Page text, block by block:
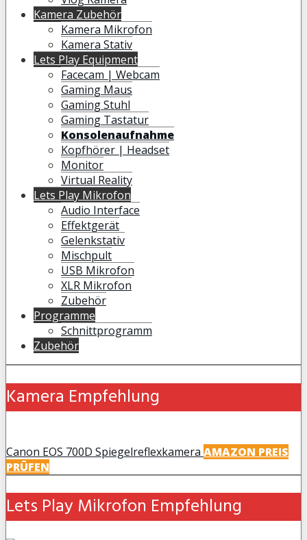
Kamera Zubehör
Kamera Mikrofon
Kamera Stativ
Lets Play Equipment
Facecam | Webcam
Gaming Maus
Gaming Stuhl
Gaming Tastatur
Konsolenaufnahme
Kopfhörer | Headset
Monitor
Virtual Reality
Lets Play Mikrofon
Audio Interface
Effektgerät
Gelenkstativ
Mischpult
USB Mikrofon
XLR Mikrofon
Zubehör
Programme
Schnittprogramm
Zubehör
Kamera Empfehlung
Canon EOS 700D Spiegelreflexkamera AMAZON PREIS
PRÜFEN
Lets Play Mikrofon Empfehlung